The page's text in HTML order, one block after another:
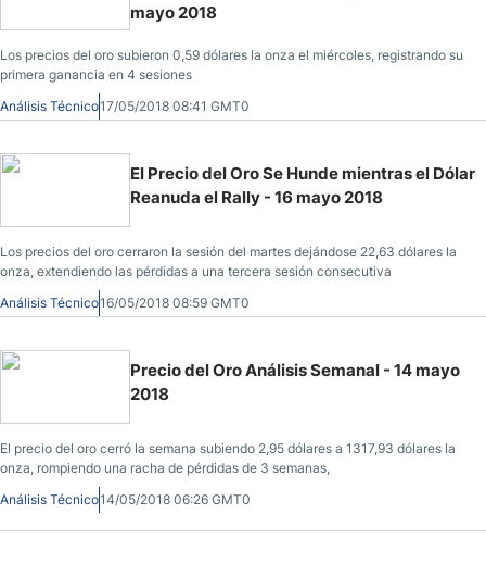
mayo 2018
Los precios del oro subieron 0,59 dólares la onza el miércoles, registrando su
primera ganancia en 4 sesiones
Análisis Técnico17/05/2018 08:41 GMT0
El Precio del Oro Se Hunde mientras el Dólar
Reanuda el Rally - 16 mayo 2018
Los precios del oro cerraron la sesión del martes dejándose 22,63 dólares la
onza, extendiendo las pérdidas a una tercera sesión consecutiva
Análisis Técnico16/05/2018 08:59 GMT0
Precio del Oro Análisis Semanal - 14 mayo
2018
El precio del oro cerró la semana subiendo 2,95 dólares a 1317,93 dólares la
onza, rompiendo una racha de pérdidas de 3 semanas,
Análisis Técnico14/05/2018 06:26 GMT0